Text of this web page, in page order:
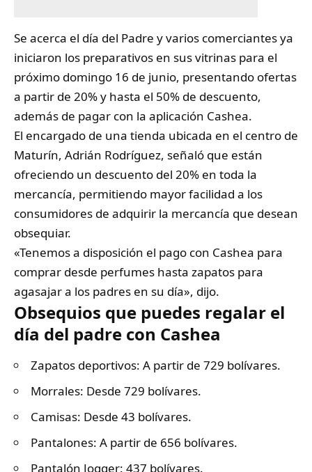
Se acerca el día del Padre y varios comerciantes ya
iniciaron los preparativos en sus vitrinas para el
próximo domingo 16 de junio, presentando ofertas
a partir de 20% y hasta el 50% de descuento,
además de pagar con la aplicación Cashea.
El encargado de una tienda ubicada en el centro de
Maturín, Adrián Rodríguez, señaló que están
ofreciendo un descuento del 20% en toda la
mercancía, permitiendo mayor facilidad a los
consumidores de adquirir la mercancía que desean
obsequiar.
«Tenemos a disposición el pago con Cashea para
comprar desde perfumes hasta zapatos para
agasajar a los padres en su día», dijo.
Obsequios que puedes regalar el
día del padre con Cashea
Zapatos deportivos: A partir de 729 bolívares.
Morrales: Desde 729 bolívares.
Camisas: Desde 43 bolívares.
Pantalones: A partir de 656 bolívares.
Pantalón Jogger: 437 bolívares.